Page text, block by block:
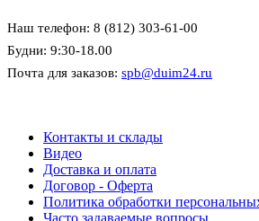
Наш телефон: 8 (812) 303-61-00
Будни: 9:30-18.00
Почта для заказов: spb@duim24.ru
Контакты и склады
Видео
Доставка и оплата
Договор - Оферта
Политика обработки
Часто задаваемые вопросы